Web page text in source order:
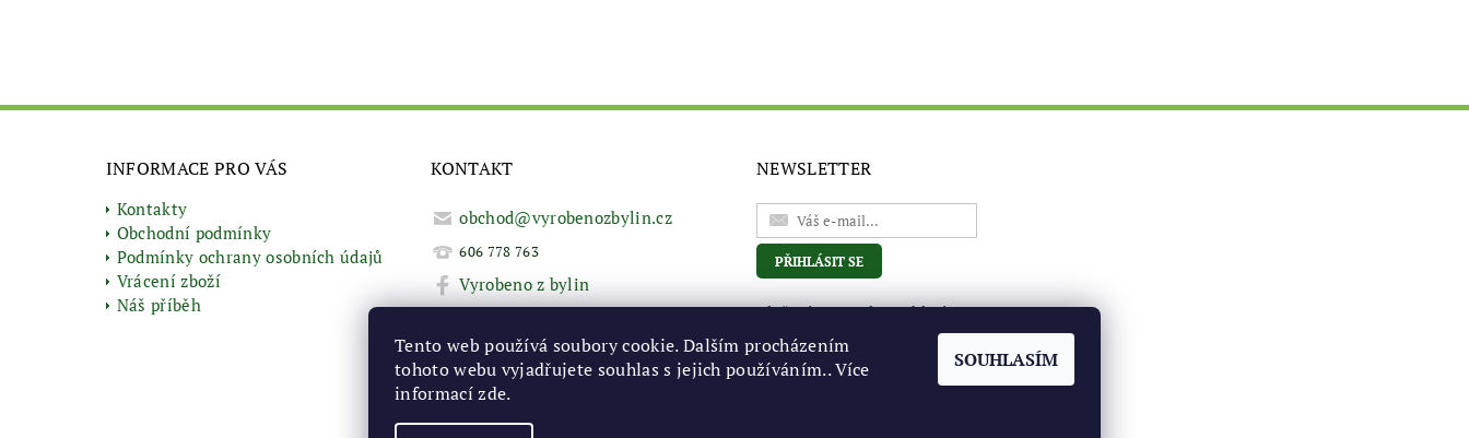
INFORMACE PRO VÁS
Kontakty
Obchodní podmínky
Podmínky ochrany osobních údajů
Vrácení zboží
Náš příběh
KONTAKT
obchod@vyrobenozbylin.cz
606 778 763
Vyrobeno z bylin
NEWSLETTER
Vložením e-mailu souhlasíte s
podmínkami ochrany osobních
údajů
Tento web používá soubory cookie. Dalším procházením
tohoto webu vyjadřujete souhlas s jejich používáním.. Více
informacízde.
SOUHLASÍM